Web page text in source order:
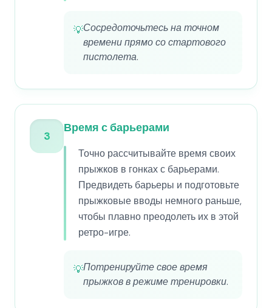
💡Сосредоточьтесь на точном
времени прямо со стартового
пистолета.
3
Время с барьерами
Точно рассчитывайте время своих
прыжков в гонках с барьерами.
Предвидеть барьеры и подготовьте
прыжковые вводы немного раньше,
чтобы плавно преодолеть их в этой
ретро-игре.
💡Потренируйте свое время
прыжков в режиме тренировки.